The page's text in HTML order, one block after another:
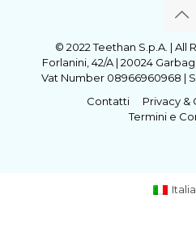
© 2022 Teethan S.p.A. | All
Forlanini, 42/A | 20024
Vat Number 08966960968 |
Contatti
Privacy &
Termini e